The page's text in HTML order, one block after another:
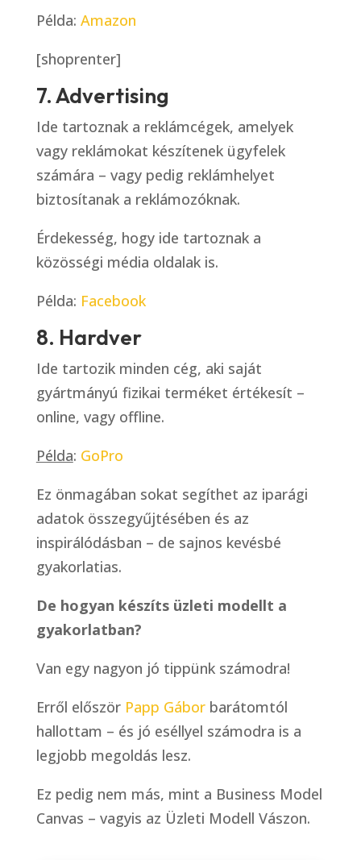
Példa: Amazon
[shoprenter]
7. Advertising
Ide tartoznak a reklámcégek, amelyek
vagy reklámokat készítenek ügyfelek
számára – vagy pedig reklámhelyet
biztosítanak a reklámozóknak.
Érdekesség, hogy ide tartoznak a
közösségi média oldalak is.
Példa: Facebook
8. Hardver
Ide tartozik minden cég, aki saját
gyártmányú fizikai terméket értékesít –
online, vagy offline.
Példa: GoPro
Ez önmagában sokat segíthet az iparági
adatok összegyűjtésében és az
inspirálódásban – de sajnos kevésbé
gyakorlatias.
De hogyan készíts üzleti modellt a
gyakorlatban?
Van egy nagyon jó tippünk számodra!
Erről először Papp Gáborbarátomtól
hallottam – és jó eséllyel számodra is a
legjobb megoldás lesz.
Ez pedig nem más, mint a Business Model
Canvas – vagyis az Üzleti Modell Vászon.